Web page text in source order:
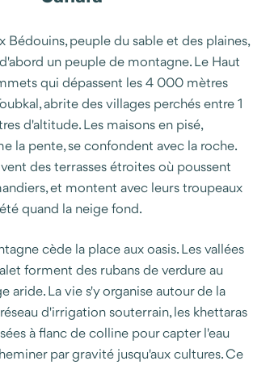
Bédouins, peuple du sable et des plaines,
un peuple de montagne. Le Haut
qui dépassent les 4 000 mètres
abrite des villages perchés entre 1
d'altitude. Les maisons en pisé,
la pente, se confondent avec la roche.
des terrasses étroites où poussent
et montent avec leurs troupeaux
quand la neige fond.
cède la place aux oasis. Les vallées
forment des rubans de verdure au
aride. La vie s'y organise autour de la
d'irrigation souterrain, les khettaras
à flanc de colline pour capter l'eau
par gravité jusqu'aux cultures. Ce